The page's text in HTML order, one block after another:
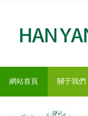
網站首頁 關于我們